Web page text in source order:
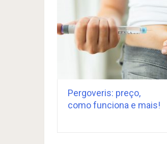
Pergoveris: preço,
como funciona e mais!